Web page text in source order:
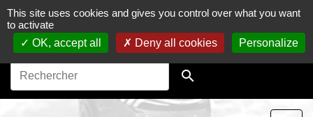
Journées, stages et baptêmes moto sur circuit.Vente en
ligne de pièces détachées moto.
préparation moto

This site uses cookies and gives you control over what you want
to activate
OK, accept all
Deny all cookies Personalize